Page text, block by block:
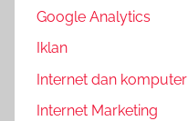
Google Analytics
Iklan
Internet dan komputer
Internet Marketing